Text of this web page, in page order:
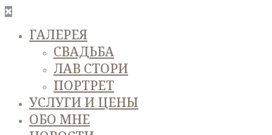
ГАЛЕРЕЯ
СВАДЬБА
ЛАВ СТОРИ
ПОРТРЕТ
УСЛУГИ И ЦЕНЫ
ОБО МНЕ